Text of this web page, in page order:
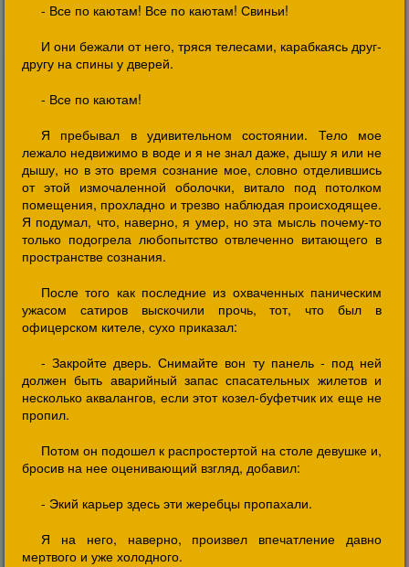
- Все по каютам! Все по каютам! Свиньи!
И они бежали от него, тряся телесами, карабкаясь друг-
другу на спины у дверей.
- Все по каютам!
Я пребывал в удивительном состоянии. Тело мое
лежало недвижимо в воде и я не знал даже, дышу я или не
дышу, но в это время сознание мое, словно отделившись
от этой измочаленной оболочки, витало под потолком
помещения, прохладно и трезво наблюдая происходящее.
Я подумал, что, наверно, я умер, но эта мысль почему-то
только подогрела любопытство отвлеченно витающего в
пространстве сознания.
После того как последние из охваченных паническим
ужасом сатиров выскочили прочь, тот, что был в
офицерском кителе, сухо приказал:
- Закройте дверь. Снимайте вон ту панель - под ней
должен быть аварийный запас спасательных жилетов и
несколько аквалангов, если этот козел-буфетчик их еще не
пропил.
Потом он подошел к распростертой на столе девушке и,
бросив на нее оценивающий взгляд, добавил:
- Экий карьер здесь эти жеребцы пропахали.
Я на него, наверно, произвел впечатление давно
мертвого и уже холодного.